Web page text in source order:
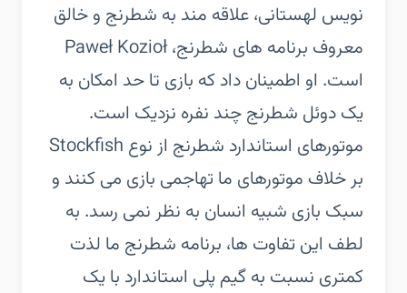
نویس لهستانی، علاقه مند به شطرنج و خالق
معروف برنامه های شطرنج، Paweł Kozioł
است. او اطمینان داد که بازی تا حد امکان به
یک دوئل شطرنج چند نفره نزدیک است.
موتورهای استاندارد شطرنج از نوع Stockfish
بر خلاف موتورهای ما تهاجمی بازی می کنند و
سبک بازی شبیه انسان به نظر نمی رسد. به
لطف این تفاوت ها، برنامه شطرنج ما لذت
کمتری نسبت به گیم پلی استاندارد با یک